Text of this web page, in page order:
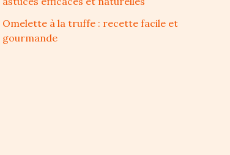
Omelette à la truffe : recette facile et
gourmande